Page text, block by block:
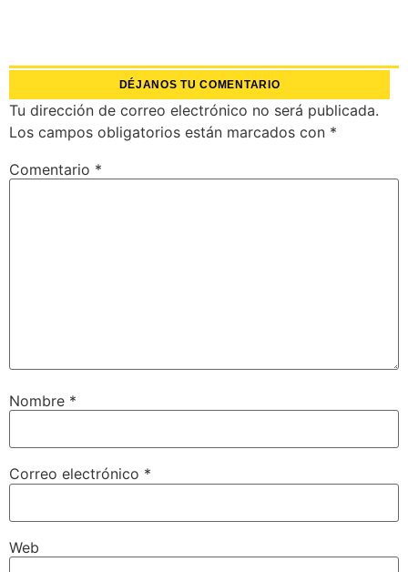
DÉJANOS TU COMENTARIO
Tu dirección de correo electrónico no será publicada.
Los campos obligatorios están marcados con *
Comentario *
Nombre *
Correo electrónico *
Web